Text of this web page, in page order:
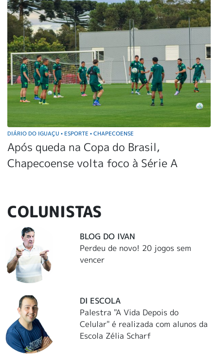
DIÁRIO DO IGUAÇU • ESPORTE • CHAPECOENSE
Após queda na Copa do Brasil,
Chapecoense volta foco à Série A
COLUNISTAS
BLOG DO IVAN
Perdeu de novo! 20 jogos sem
vencer
DI ESCOLA
Palestra "A Vida Depois do
Celular" é realizada com alunos da
Escola Zélia Scharf